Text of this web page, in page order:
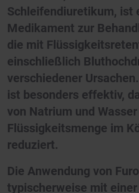
Schleifendiuretikum, ist
Medikament zur
die mit
einschließlich
verschiedener
ist besonders effektiv,
von Natrium und
Flüssigkeitsmenge im
reduziert.
Die Anwendung von
typischerweise mit